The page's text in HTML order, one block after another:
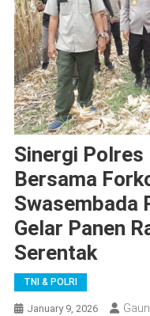
Sinergi
Bersama
Swasembada
Gelar Panen
Serentak
TNI & POLRI
January 9, 2026